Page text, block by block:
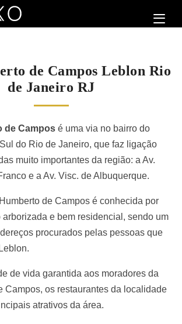
de Campos Leblon Rio
de Janeiro RJ
de Campos é uma via no bairro do
do Rio de Janeiro, que faz ligação
muito importantes da região: a Av.
e a Av. Visc. de Albuquerque.
de Campos é conhecida por
arborizada e bem residencial, sendo um
procurados pelas pessoas que
de vida garantida aos moradores da
Campos, os restaurantes da localidade
atrativos da área.